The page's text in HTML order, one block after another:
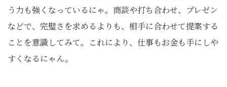
う力も強くなっているにゃ。商談や打ち合わせ、プレゼン
などで、完璧さを求めるよりも、相手に合わせて提案する
ことを意識してみて。これにより、仕事もお金も手にしや
すくなるにゃん。